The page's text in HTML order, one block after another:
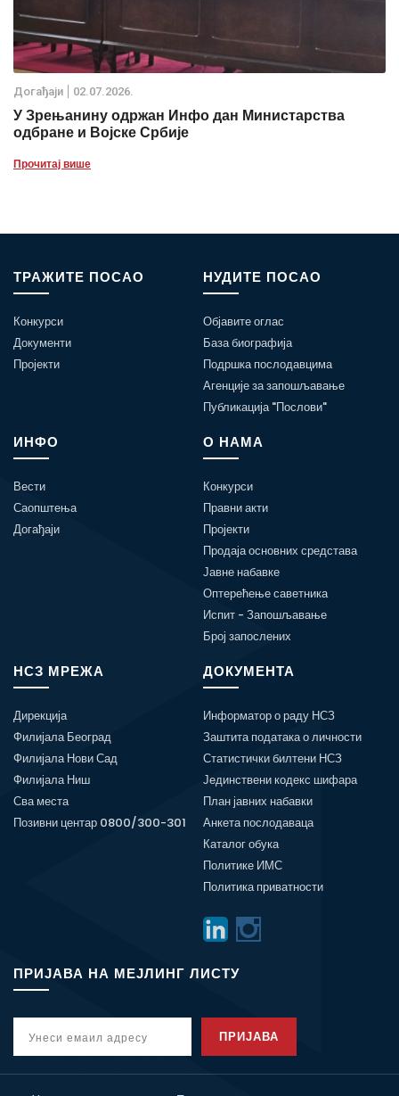
Дoгађаjи 02.07.2026.
У Зрењанину одржан Инфо дан Министарства
одбране и Војске Србије
Прочитај више
ТРАЖИТЕ ПОСАО
Конкурси
Документи
Пројекти
НУДИТЕ ПОСАО
Објавите оглас
База биографија
Подршка послодавцима
Агенције за запошљавање
Публикација "Послови"
ИНФО
Вести
Саопштења
Догађаји
О НАМА
Конкурси
Правни акти
Пројекти
Продаја основних средстава
Јавне набавке
Оптерећење саветника
Испит - Запошљавање
Број запослених
НСЗ МРЕЖА
Дирекција
Филијала Београд
Филијала Нови Сад
Филијала Ниш
Сва места
Позивни центар 0800/300-301
ДОКУМЕНТА
Информатор о раду НСЗ
Заштита података о личности
Статистички билтени НСЗ
Јединствени кодекс шифара
План јавних набавки
Анкета послодаваца
Каталог обука
Политике ИМС
Политика приватности
ПРИЈАВА НА МЕЈЛИНГ ЛИСТУ
ПРИЈАВА